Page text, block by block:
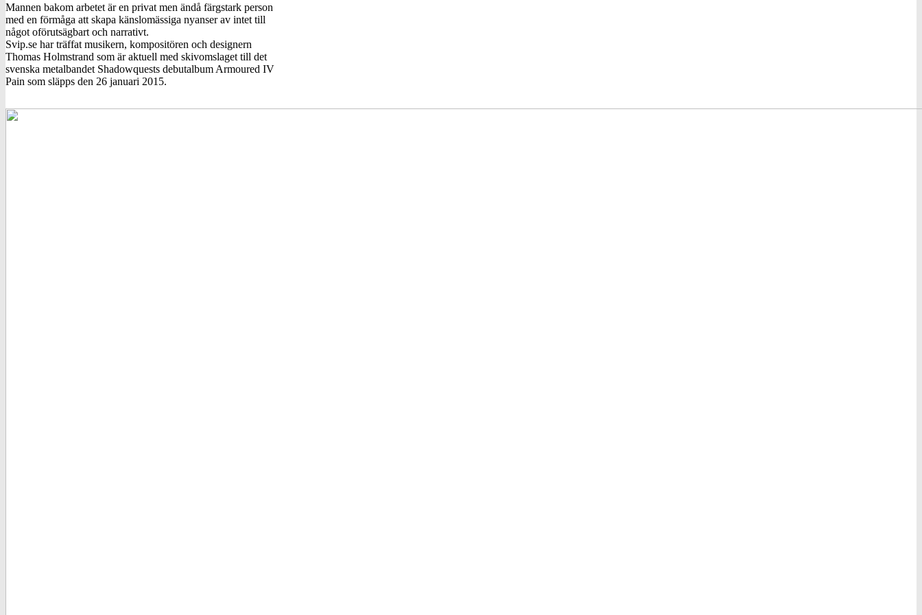
Mannen bakom arbetet är en privat men ändå färgstark person
med en förmåga att skapa känslomässiga nyanser av intet till
något oförutsägbart och narrativt.
Svip.se har träffat musikern, kompositören och designern
Thomas Holmstrand som är aktuell med skivomslaget till det
svenska metalbandet Shadowquests debutalbum Armoured IV
Pain som släpps den 26 januari 2015.